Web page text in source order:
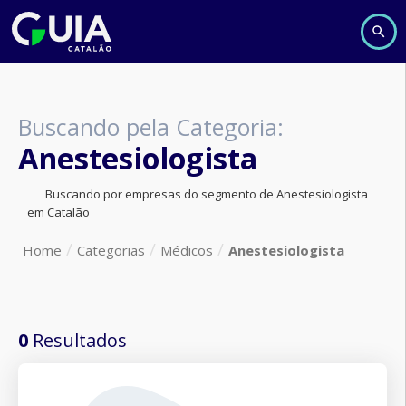
Buscando pela Categoria:
Anestesiologista
Buscando por empresas do segmento de Anestesiologista
em Catalão
Home Categorias Médicos Anestesiologista
0 Resultados